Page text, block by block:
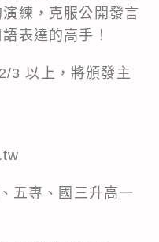
練，克服公開發言
表達的高手！
3 以上，將頒發主
五專、國三升高一